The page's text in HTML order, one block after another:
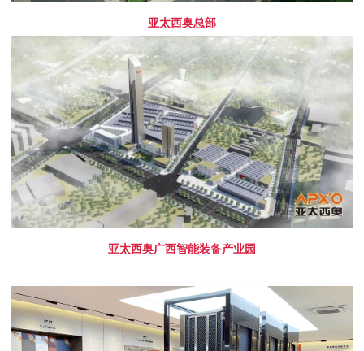
亚太西奥总部
亚太西奥广西智能装备产业园